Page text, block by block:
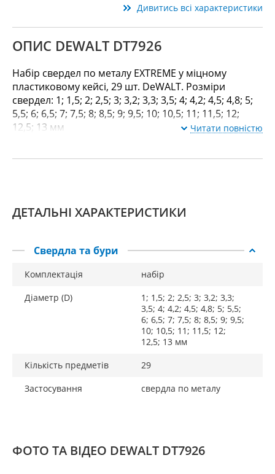
Дивитись всі характеристики
ОПИС DEWALT DT7926
Набір свердел по металу EXTREME у міцному
пластиковому кейсі, 29 шт. DeWALT. Розміри
свердел: 1; 1,5; 2; 2,5; 3; 3,2; 3,3; 3,5; 4; 4,2; 4,5; 4,8; 5;
5,5; 6; 6,5; 7; 7,5; 8; 8,5; 9; 9,5; 10; 10,5; 11; 11,5; 12;
12,5; 13 мм
Читати повністю
ДЕТАЛЬНІ ХАРАКТЕРИСТИКИ
Свердла та бури
Комплектація
набір
Діаметр (D)
1; 1,5; 2; 2,5; 3; 3,2; 3,3;
3,5; 4; 4,2; 4,5; 4,8; 5; 5,5;
6; 6,5; 7; 7,5; 8; 8,5; 9; 9,5;
10; 10,5; 11; 11,5; 12;
12,5; 13 мм
Кількість предметів
29
Застосування
свердла по металу
ФОТО ТА ВІДЕО DEWALT DT7926